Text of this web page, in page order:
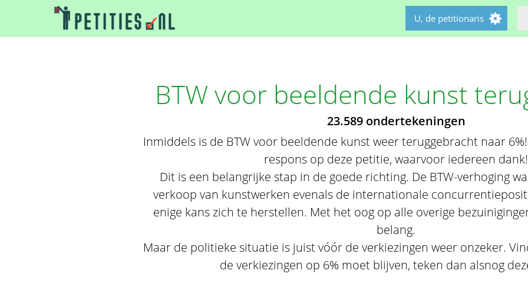
U, de petitionaris
BTW voor beeldende kunst
23.589 ondertekeningen
Inmiddels is de BTW voor beeldende kunst weer teruggebracht naar
respons op deze petitie, waarvoor iedereen dank!
Dit is een belangrijke stap in de goede richting. De BTW-verhoging
verkoop van kunstwerken evenals de internationale
enige kans zich te herstellen. Met het oog op alle overige
belang.
Maar de politieke situatie is juist vóór de verkiezingen weer onzeker.
de verkiezingen op 6% moet blijven, teken dan alsnog